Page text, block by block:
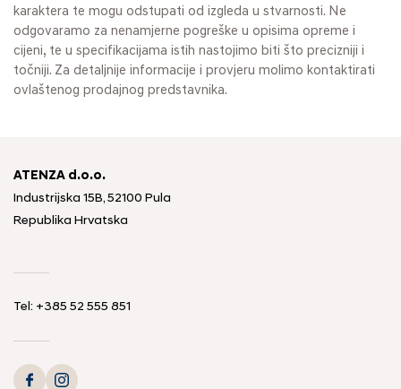
karaktera te mogu odstupati od izgleda u stvarnosti. Ne
odgovaramo za nenamjerne pogreške u opisima opreme i
cijeni, te u specifikacijama istih nastojimo biti što precizniji i
točniji. Za detaljnije informacije i provjeru molimo kontaktirati
ovlaštenog prodajnog predstavnika.
ATENZA d.o.o.
Industrijska 15B, 52100 Pula
Republika Hrvatska
Tel: +385 52 555 851